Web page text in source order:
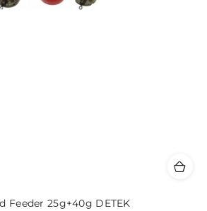
Feeder 25g+40g DETEK